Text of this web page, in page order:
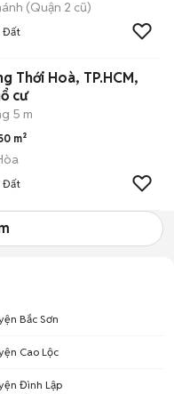
(Quận 2 cũ)
Đất
Thới Hoà, TP.HCM,
cư
5 m
m²
Đất
Bắc Sơn
Cao Lộc
Đình Lập